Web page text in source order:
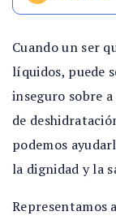
id
Cuando un ser
líquidos, puede
inseguro sobre
de
podemos
la dignidad y la
Representamos